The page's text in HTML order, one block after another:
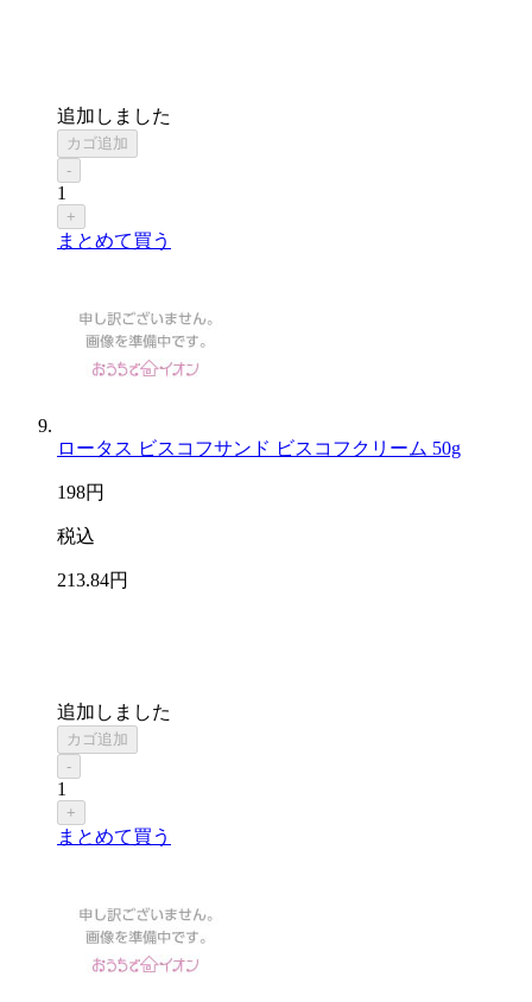
追加しました
カゴ追加
-
1
+
まとめて買う
ロータス ビスコフサンド ビスコフクリーム 50g
198円
税込
213.84円
追加しました
カゴ追加
-
1
+
まとめて買う